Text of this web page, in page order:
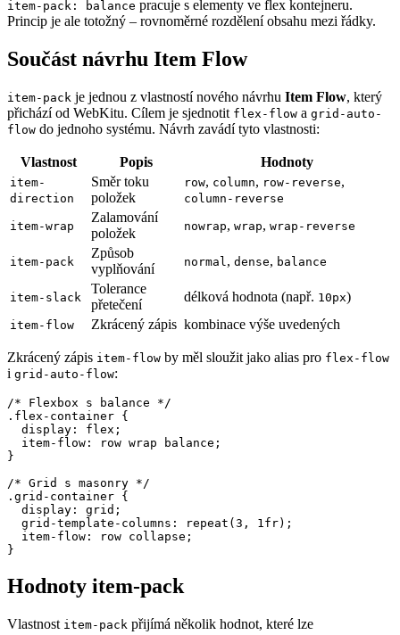
item-pack: balance pracuje s elementy ve flex kontejneru.
Princip je ale totožný – rovnoměrné rozdělení obsahu mezi řádky.
Součást návrhu Item Flow
item-pack je jednou z vlastností nového návrhu Item Flow, který
přichází od WebKitu. Cílem je sjednotit flex-flow a grid-auto-
flow do jednoho systému. Návrh zavádí tyto vlastnosti:
Vlastnost Popis Hodnoty
item-
direction
Směr toku
položek
row, column, row-reverse,
column-reverse
item-wrap
Zalamování
položek
nowrap, wrap, wrap-reverse
item-pack
Způsob
vyplňování
normal, dense, balance
item-slack
Tolerance
přetečení
délková hodnota (např. 10px)
item-flow Zkrácený zápis kombinace výše uvedených
Zkrácený zápis item-flow by měl sloužit jako alias pro flex-flow
i grid-auto-flow:
/* Flexbox s balance */
.flex-container {
  display: flex;
  item-flow: row wrap balance;
}
/* Grid s masonry */
.grid-container {
  display: grid;
  grid-template-columns: repeat(3, 1fr);
  item-flow: row collapse;
}
Hodnoty item-pack
Vlastnost item-pack přijímá několik hodnot, které lze